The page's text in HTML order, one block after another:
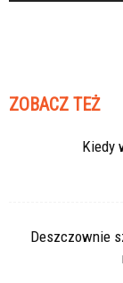
ZOBACZ TEŻ
Kiedy
Deszczownie